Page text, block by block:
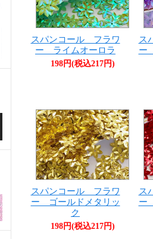
スパンコール フラワ
ー ライムオーロラ
198円(税込217円)
ス
ー
スパンコール フラワ
ー ゴールドメタリッ
ク
198円(税込217円)
ス
ー